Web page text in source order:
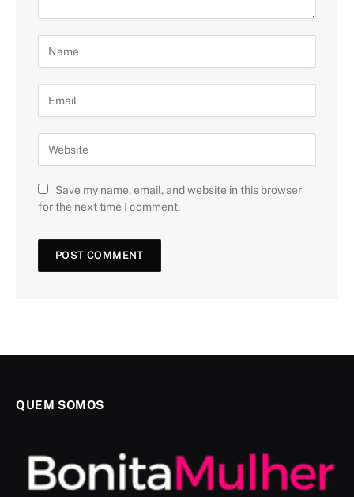
Save my name, email, and website in this browser
for the next time I comment.
QUEM SOMOS